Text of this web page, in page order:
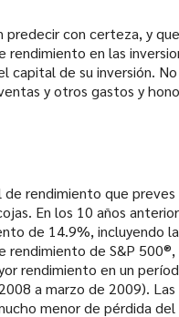
con certeza, y
en las
capital de su inversión.
y otros gastos y
rendimiento que
En los 10 años
de 14.9%, incluyendo
de S&P 500®,
rendimiento en un
a marzo de 2009).
menor de pérdida